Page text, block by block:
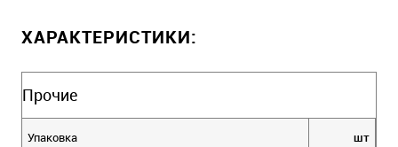
ХАРАКТЕРИСТИКИ:
Прочие
Упаковка шт